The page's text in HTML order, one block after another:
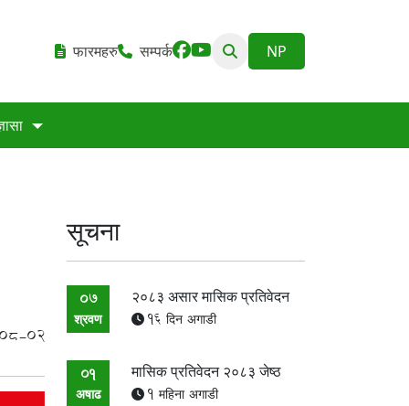
फारमहरु सम्पर्क
02
सूचना
07
श्रवण
२०८३ असार मासिक प्रतिवेदन
16 दिन अगाडी
01
अषाढ
मासिक प्रतिवेदन २०८३ जेष्ठ
1 महिना अगाडी